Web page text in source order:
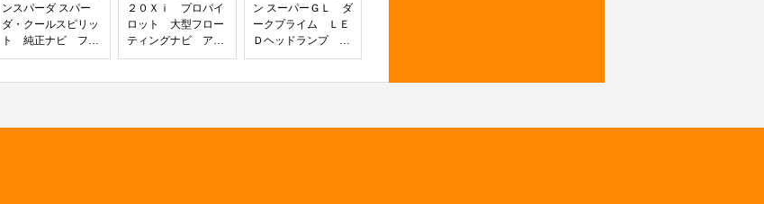
ンスパーダ スパー
ダ・クールスピリッ
ト 純正ナビ フリ
ップダウンモニタ
２０Ｘｉ プロパイ
ロット 大型フロー
ティングナビ アラ
ウンドビューモニタ
ン スーパーＧＬ ダ
ークプライム ＬＥ
Ｄヘッドランプ 黒
木目マホガニー調ス